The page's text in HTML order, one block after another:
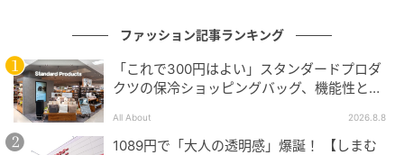
X：@InRed_tkj
Instagram：@inrededitor
元記事で読む
次の記事
ファッション記事ランキング
「これで300円はよい」スタンダードプロダ
クツの保冷ショッピングバッグ、機能性とデ
All About 2026.8.8
1089円で「大人の透明感」爆誕！ 【しまむ